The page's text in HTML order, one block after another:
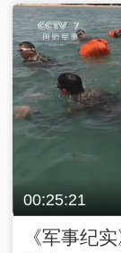
00:25:21
《军事纪